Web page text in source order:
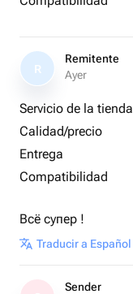
R
Remitente
Ayer
Servicio de la tienda
Calidad/precio
Entrega
Compatibilidad
Всё супер !
Traducir a Español
Sender